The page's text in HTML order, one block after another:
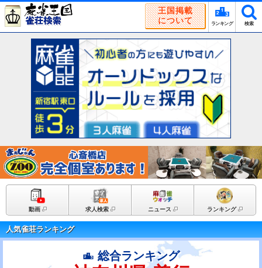
王国掲載
について
ランキング 検索
動画 求人検索 ニュース ランキング
人気雀荘ランキング
総合ランキング